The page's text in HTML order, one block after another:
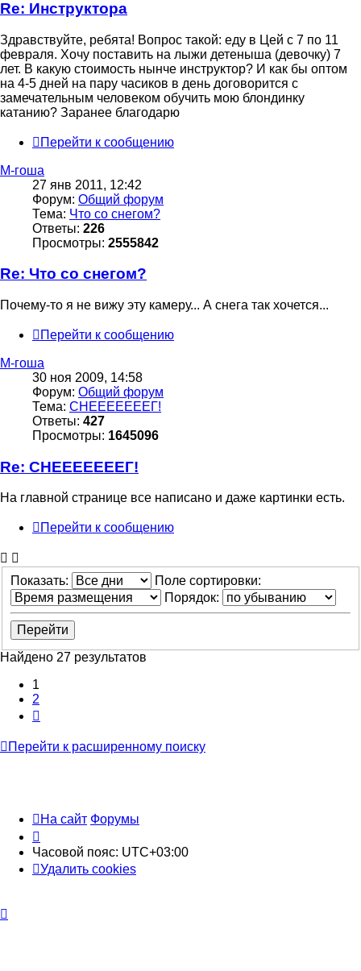
Re: Инструктора
Здравствуйте, ребята! Вопрос такой: еду в Цей с 7 по 11
февраля. Хочу поставить на лыжи детеныша (девочку) 7
лет. В какую стоимость нынче инструктор? И как бы оптом
на 4-5 дней на пару часиков в день договорится с
замечательным человеком обучить мою блондинку
катанию? Заранее благодарю
Перейти к сообщению
М-гоша
27 янв 2011, 12:42
Форум: Общий форум
Тема: Что со снегом?
Ответы: 226
Просмотры: 2555842
Re: Что со снегом?
Почему-то я не вижу эту камеру... А снега так хочется...
Перейти к сообщению
М-гоша
30 ноя 2009, 14:58
Форум: Общий форум
Тема: СНЕЕЕЕЕЕЕГ!
Ответы: 427
Просмотры: 1645096
Re: СНЕЕЕЕЕЕЕГ!
На главной странице все написано и даже картинки есть.
Перейти к сообщению
Показать:
Поле сортировки:
Порядок:
Найдено 27 результатов
1
2
Перейти к расширенному поиску
На сайт Форумы
Часовой пояс: UTC+03:00
Удалить cookies